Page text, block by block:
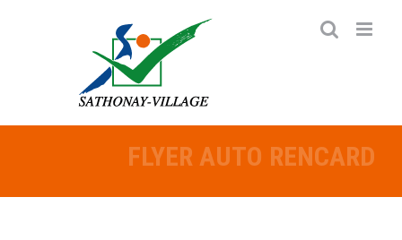
FLYER AUTO RENCARD